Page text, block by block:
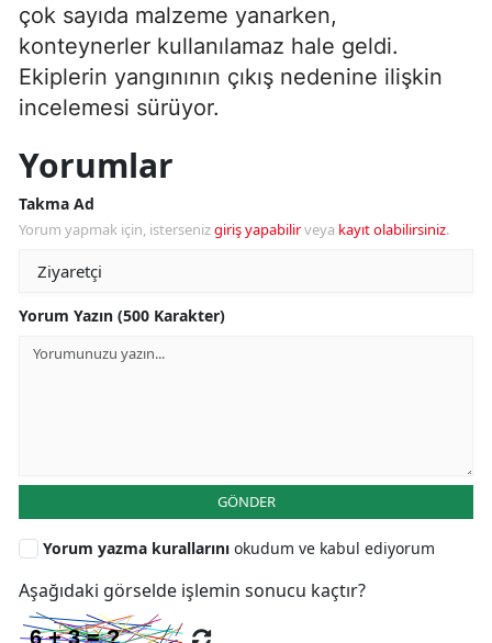
çok sayıda malzeme yanarken,
konteynerler kullanılamaz hale geldi.
Ekiplerin yangınının çıkış nedenine ilişkin
incelemesi sürüyor.
Yorumlar
Takma Ad
Yorum yapmak için, istersenizgiriş yapabilirveya kayıt olabilirsiniz.
Yorum Yazın (500 Karakter)
GÖNDER
Yorum yazma kurallarını okudum ve kabul ediyorum
Aşağıdaki görselde işlemin sonucu kaçtır?